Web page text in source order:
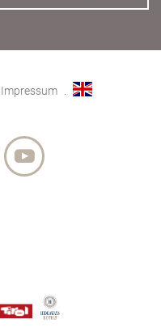
Impressum